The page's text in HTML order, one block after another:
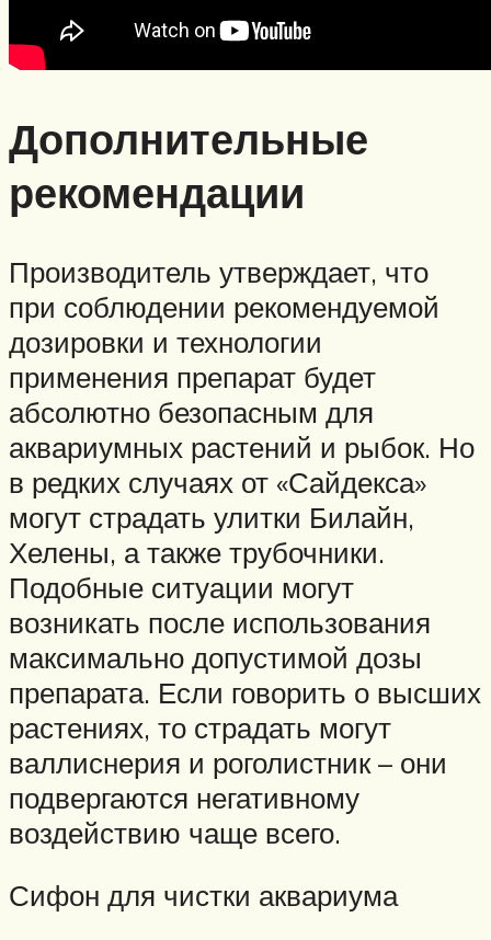
Дополнительные
рекомендации
Производитель утверждает, что
при соблюдении рекомендуемой
дозировки и технологии
применения препарат будет
абсолютно безопасным для
аквариумных растений и рыбок. Но
в редких случаях от «Сайдекса»
могут страдать улитки Билайн,
Хелены, а также трубочники.
Подобные ситуации могут
возникать после использования
максимально допустимой дозы
препарата. Если говорить о высших
растениях, то страдать могут
валлиснерия и роголистник – они
подвергаются негативному
воздействию чаще всего.
Сифон для чистки аквариума